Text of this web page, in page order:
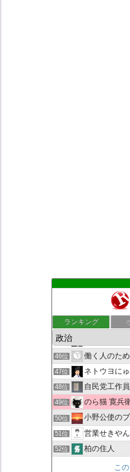
ランキング
デモや街宣
ついっちゃ
44位 老子の道（
45位
46位 働く人のた
47位 ネトウヨにゅ
48位 自民党工作
49位 のら猫 寛兵
50位 小野公使の
51位 営業せきや
52位 柏の住人
菜穂は猫が好
こ